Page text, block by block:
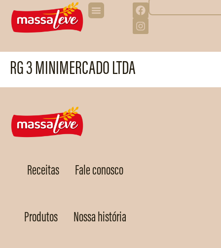
RG 3 MINIMERCADO LTDA
Receitas Fale conosco
Produtos Nossa história